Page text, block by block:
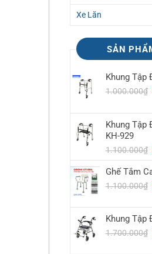
Xe Lăn
SẢN
Khung Tập
1.000.000₫
Khung Tập
KH-929
1.100.000₫
Ghế Tắm
1.100.000₫
Khung Tập
1.700.000₫